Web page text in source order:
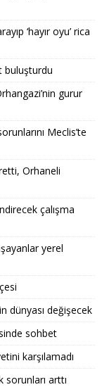
‘hayır oyu’ rica
buluşturdu
gurur
Meclis’te
Orhaneli
çalışma
yerel
dünyası değişecek
sohbet
karşılamadı
sorunları arttı